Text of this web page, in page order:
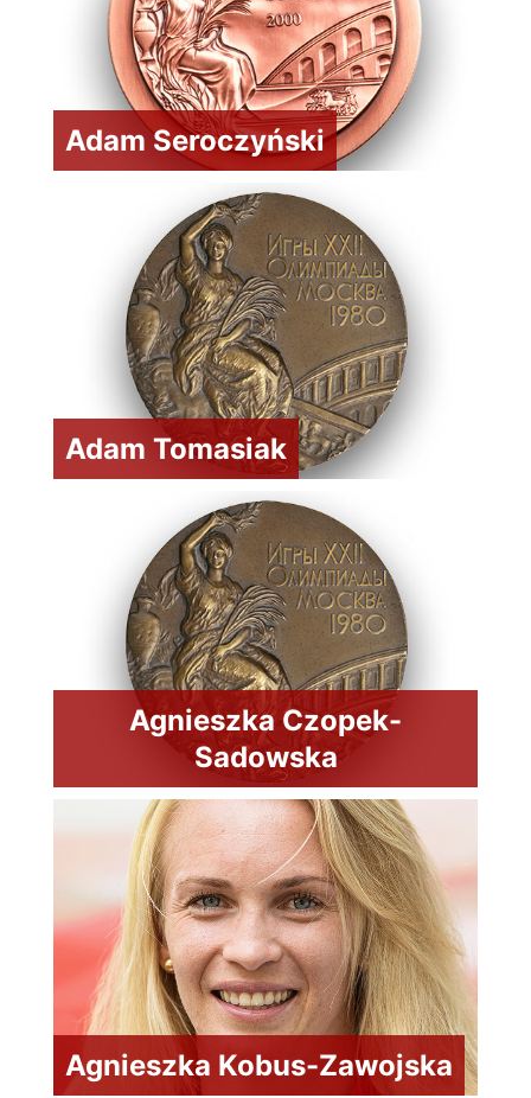
Adam Seroczyński
Adam Tomasiak
Agnieszka Czopek-
Sadowska
Agnieszka Kobus-Zawojska